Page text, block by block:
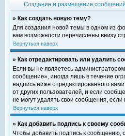
Создание и размещение сообщений
» Как создать новую тему?
Для создания новой темы в одном из
вам возможности перечислены внизу
Вернуться наверх
» Как отредактировать или удалить
Если вы не являетесь
сообщение», иногда лишь в течение
надпись ниже отредактированного
от других пользователей, и если
не могут удалять свои сообщения,
Вернуться наверх
» Как добавить подпись к своему
Чтобы добавить подпись к сообщению,